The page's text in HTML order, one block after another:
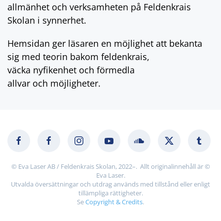
allmänhet och verksamheten på Feldenkrais
Skolan i synnerhet.
Hemsidan ger läsaren en möjlighet att bekanta
sig med teorin bakom feldenkrais,
väcka nyfikenhet och förmedla
allvar och möjligheter.
© Eva Laser AB / Feldenkrais Skolan, 2022–. Allt originalinnehåll är ©
Eva Laser.
Utvalda översättningar och utdrag används med tillstånd eller enligt
tillämpliga rättigheter.
SeCopyright & Credits.